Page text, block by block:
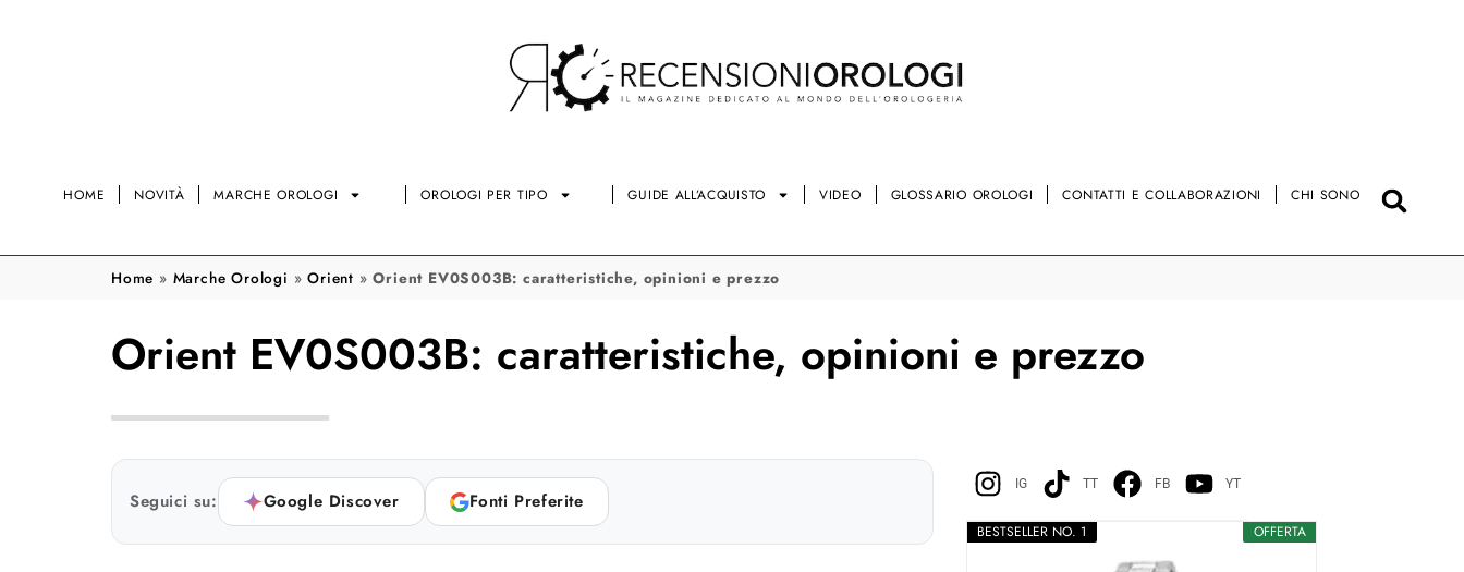
HOME NOVITÀ MARCHE OROLOGI OROLOGI PER TIPO GUIDE ALL’ACQUISTO VIDEO GLOSSARIO OROLOGI CONTATTI E COLLABORAZIONI CHI SONO
Home » Marche Orologi »Orient »Orient EV0S003B: caratteristiche, opinioni e prezzo
Orient EV0S003B: caratteristiche, opinioni e prezzo
Seguici su: Google Discover Fonti Preferite
IG TT FB YT
OFFERTA
BESTSELLER NO. 1